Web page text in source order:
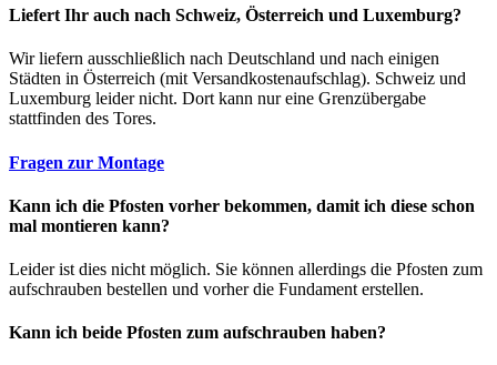
Liefert Ihr auch nach Schweiz, Österreich und Luxemburg?
Wir liefern ausschließlich nach Deutschland und nach einigen
Städten in Österreich (mit Versandkostenaufschlag). Schweiz und
Luxemburg leider nicht. Dort kann nur eine Grenzübergabe
stattfinden des Tores.
Fragen zur Montage
Kann ich die Pfosten vorher bekommen, damit ich diese schon
mal montieren kann?
Leider ist dies nicht möglich. Sie können allerdings die Pfosten zum
aufschrauben bestellen und vorher die Fundament erstellen.
Kann ich beide Pfosten zum aufschrauben haben?